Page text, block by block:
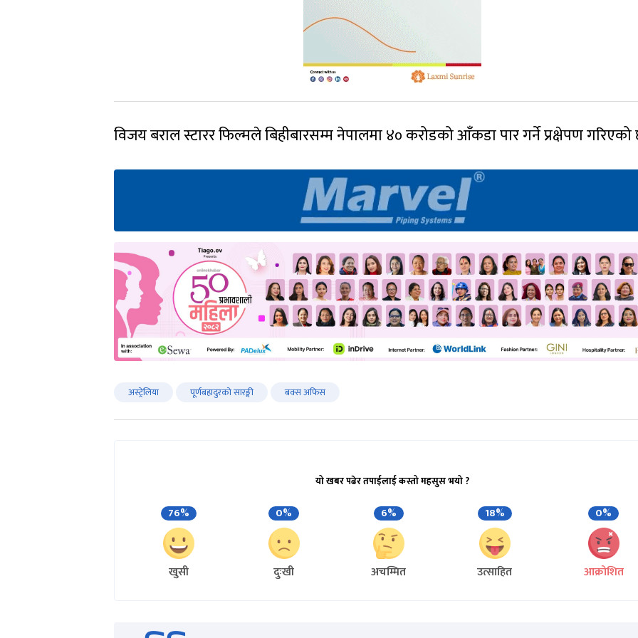
विजय बराल स्टारर फिल्मले बिहीबारसम्म नेपालमा ४० करोडको आँकडा पार गर्ने प्रक्षेपण गरिएको
अस्ट्रेलिया पूर्णबहादुरको सारङ्गी बक्स अफिस
यो खबर पढेर तपाईलाई कस्तो महसुस भयो ?
76%
खुसी
0%
दुःखी
6%
अचम्मित
18%
उत्साहित
0%
आक्रोशित